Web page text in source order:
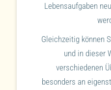
Lebensaufgaben
Gleichzeitig können
und in dieser
verschiedenen
besonders an